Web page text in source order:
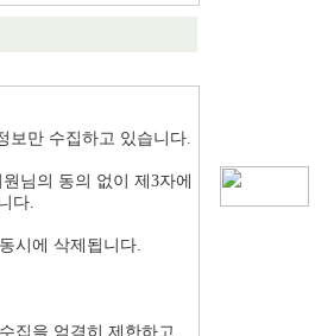
보만 수집하고 있습니다.
님의 동의 없이 제3자에
다.
시에 삭제됩니다.
집을 엄격히 제한하고